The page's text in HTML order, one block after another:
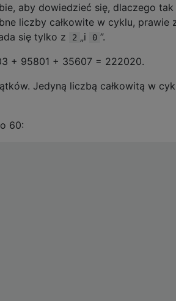
aby dowiedzieć się, dlaczego
liczby całkowite w cyklu, prawie
się tylko z
2 „i 0 ”.
+ 95801 + 35607 = 222020.
Jedyną liczbą całkowitą w
60: